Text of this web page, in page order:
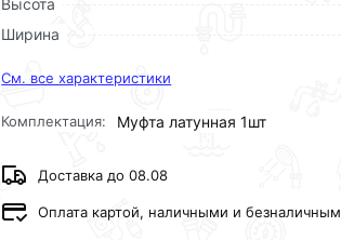
Высота
Ширина
См. все характеристики
Комплектация: Муфта латунная 1шт
Доставка до 08.08
Оплата картой, наличными и безналичным